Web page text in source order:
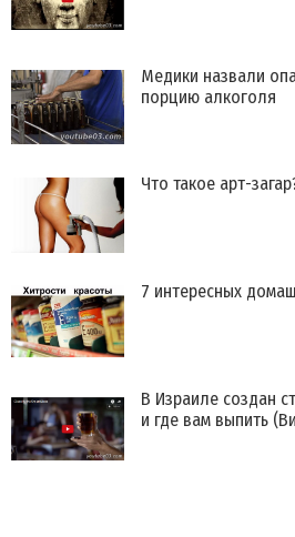
Медики назвали
порцию алкоголя
Что такое арт-
7 интересных
В Израиле создан
и где вам выпить